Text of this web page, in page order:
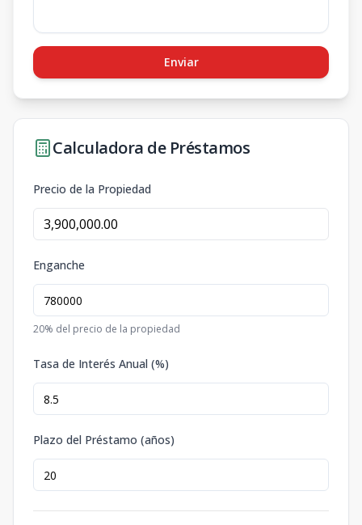
Enviar
Calculadora de Préstamos
Precio de la Propiedad
Enganche
20% del precio de la propiedad
Tasa de Interés Anual (%)
Plazo del Préstamo (años)